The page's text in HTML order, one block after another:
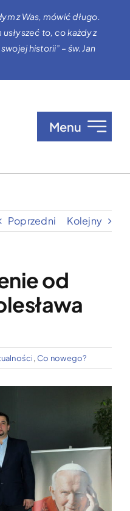
z Was, mówić długo.
to, co każdy z
historii” – św. Jan
Menu
Poprzedni Kolejny
od
, Co nowego?